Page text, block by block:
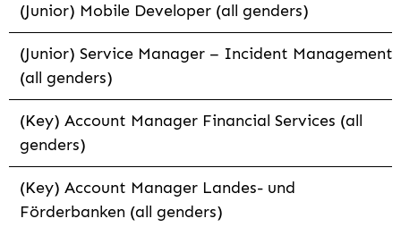
(Junior) Mobile Developer (all genders)
(Junior) Service Manager – Incident Management
(all genders)
(Key) Account Manager Financial Services (all
genders)
(Key) Account Manager Landes- und
Förderbanken (all genders)